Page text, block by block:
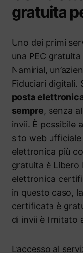
gratuita
Uno dei primi
una PEC
Namirial,
Fiduciari digitali.
posta
sempre, senza
invii. È possibile
sito web
elettronica più
gratuita è Libero
elettronica
in questo caso,
certificata è
di invii è limitato
L’accesso al